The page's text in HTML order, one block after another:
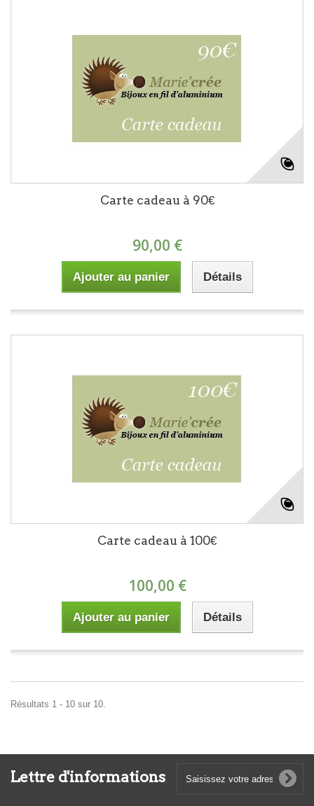
Carte cadeau à 90€
90,00 €
Ajouter au panier Détails
Carte cadeau à 100€
100,00 €
Ajouter au panier Détails
Résultats 1 - 10 sur 10.
Lettre d'informations